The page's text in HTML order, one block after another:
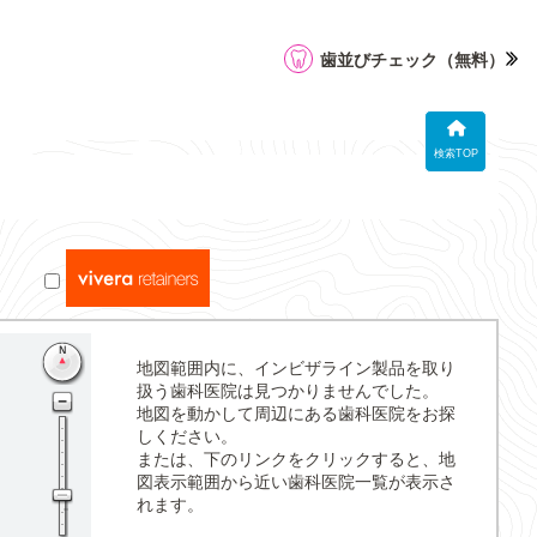
検索TOP
歯並びチェック （無料）
地図範囲内に、インビザライン製品を取り
扱う歯科医院は見つかりませんでした。
地図を動かして周辺にある歯科医院をお探
しください。
または、下のリンクをクリックすると、地
図表示範囲から近い歯科医院一覧が表示さ
れます。